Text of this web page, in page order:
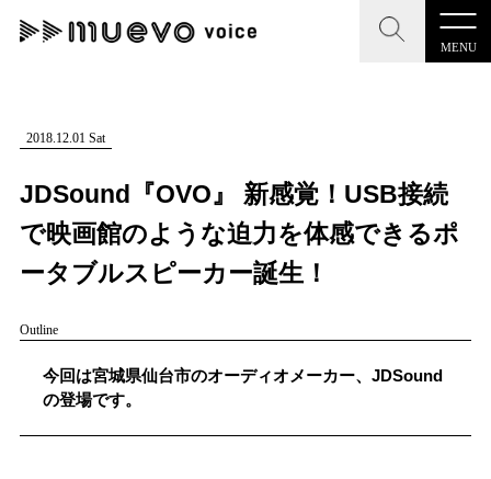
MENU
CLOSE
記事を検索する
#男性シンガー #HR/HM #女性シンガー
CLOSE
"読者の声を形にする”音楽特化メディア
MENU
記事一覧
プレスリリース一覧
2018.12.01 Sat
JDSound『OVO』 新感覚！USB接続
で映画館のような迫力を体感できるポ
ータブルスピーカー誕生！
Outline
今回は宮城県仙台市のオーディオメーカー、JDSound
の登場です。